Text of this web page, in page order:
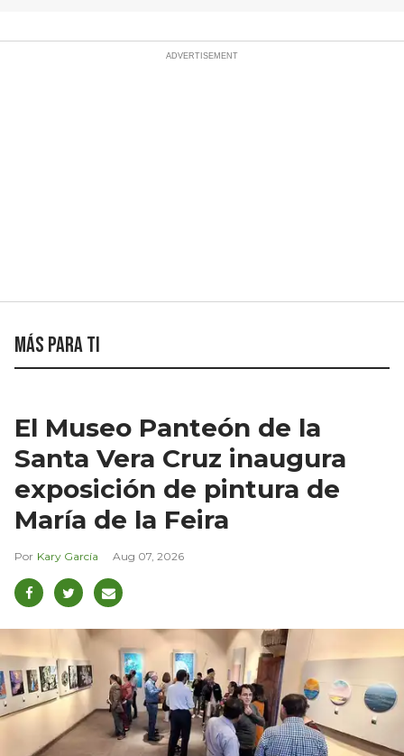
Más para ti
El Museo Panteón de la
Santa Vera Cruz inaugura
exposición de pintura de
María de la Feira
Kary García Aug 07, 2026